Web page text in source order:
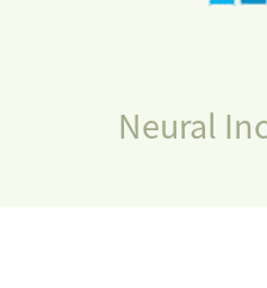
Neural